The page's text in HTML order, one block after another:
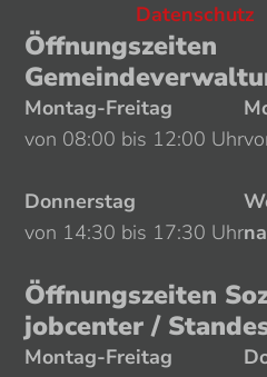
Datenschutz
Öffnungszeiten
Montag-Freitag
von 08:00 bis 12:00 Uhr
Donnerstag
von 14:30 bis 17:30 Uhr
Öffnungszeiten
jobcenter /
Montag-Freitag